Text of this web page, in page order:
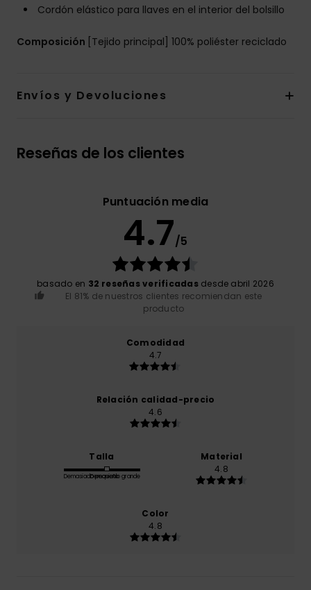
Cordón elástico para llaves en el interior del bolsillo
Composición [Tejido principal] 100% poliéster reciclado
Envíos y Devoluciones
Reseñas de los clientes
Puntuación media
4.7/5
basado en 32 reseñas verificadasdesde abril 2026
El 81% de nuestros clientes recomiendan este
producto
Comodidad
4.7
Relación calidad-precio
4.6
Talla
Demasiado pequeño
Demasiado grande
Material
4.8
Color
4.8